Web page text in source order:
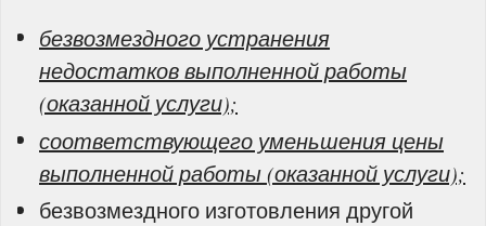
безвозмездного устранения
недостатков выполненной работы
(оказанной услуги);
соответствующего уменьшения цены
выполненной работы (оказанной услуги);
безвозмездного изготовления другой